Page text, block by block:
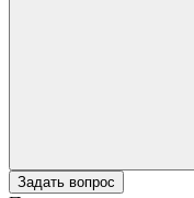
Задать вопрос